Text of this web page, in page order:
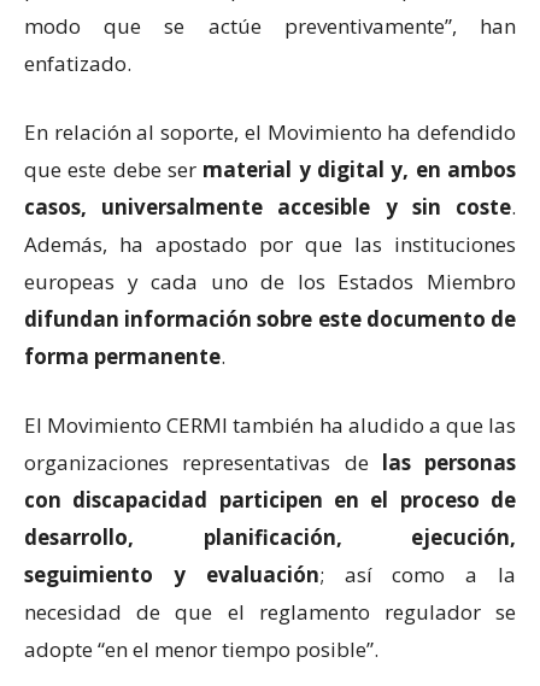
modo que se actúe preventivamente”, han
enfatizado.
En relación al soporte, el Movimiento ha defendido
que este debe ser material y digital y, en ambos
casos, universalmente accesible y sin coste.
Además, ha apostado por que las instituciones
europeas y cada uno de los Estados Miembro
difundan información sobre este documento de
forma permanente.
El Movimiento CERMI también ha aludido a que las
organizaciones representativas de las personas
con discapacidad participen en el proceso de
desarrollo, planificación, ejecución,
seguimiento y evaluación; así como a la
necesidad de que el reglamento regulador se
adopte “en el menor tiempo posible”.